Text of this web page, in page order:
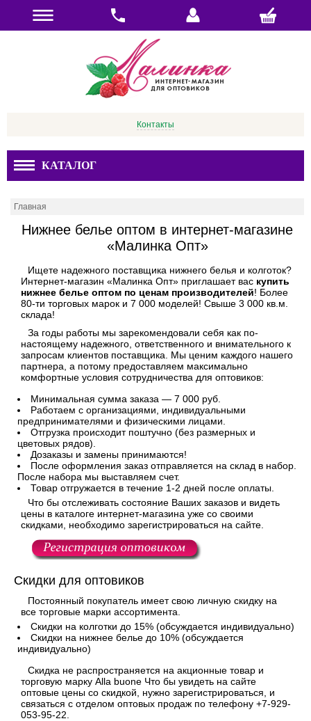
Контакты
КАТАЛОГ
Главная
Нижнее белье оптом в интернет-магазине
«Малинка Опт»
Ищете надежного поставщика нижнего белья и колготок?
Интернет-магазин «Малинка Опт» приглашает вас купить
нижнее белье оптом по ценам производителей! Более
80-ти торговых марок и 7 000 моделей! Свыше 3 000 кв.м.
склада!
За годы работы мы зарекомендовали себя как по-
настоящему надежного, ответственного и внимательного к
запросам клиентов поставщика. Мы ценим каждого нашего
партнера, а потому предоставляем максимально
комфортные условия сотрудничества для оптовиков:
Минимальная сумма заказа — 7 000 руб.
Работаем с организациями, индивидуальными
предпринимателями и физическими лицами.
Отгрузка происходит поштучно (без размерных и
цветовых рядов).
Дозаказы и замены принимаются!
После оформления заказ отправляется на склад в набор.
После набора мы выставляем счет.
Товар отгружается в течение 1-2 дней после оплаты.
Что бы отслеживать состояние Ваших заказов и видеть
цены в каталоге интернет-магазина уже со своими
скидками, необходимо зарегистрироваться на сайте.
Скидки для оптовиков
Постоянный покупатель имеет свою личную скидку на
все торговые марки ассортимента.
Скидки на колготки до 15% (обсуждается индивидуально)
Скидки на нижнее белье до 10% (обсуждается
индивидуально)
Скидка не распространяется на акционные товар и
торговую марку Alla buone Что бы увидеть на сайте
оптовые цены со скидкой, нужно зарегистрироваться, и
связаться с отделом оптовых продаж по телефону +7-929-
053-95-22.